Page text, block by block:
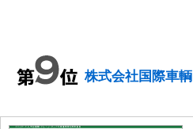
株式会社国際車輌